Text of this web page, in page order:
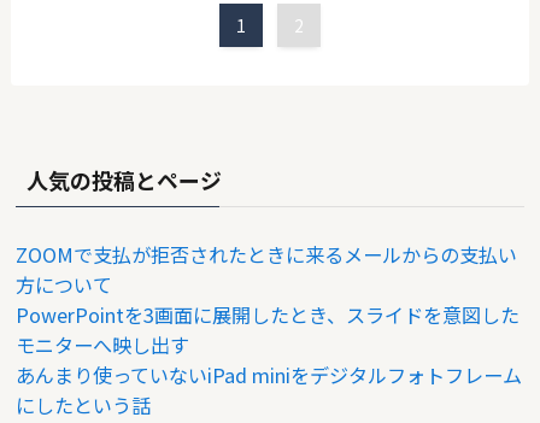
1 2
人気の投稿とページ
ZOOMで支払が拒否されたときに来るメールからの支払い
方について
PowerPointを3画面に展開したとき、スライドを意図した
モニターへ映し出す
あんまり使っていないiPad miniをデジタルフォトフレーム
にしたという話